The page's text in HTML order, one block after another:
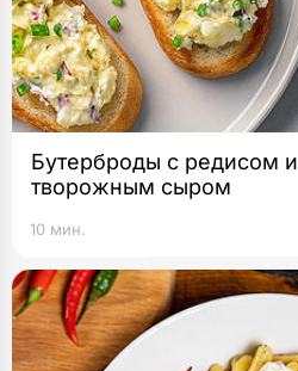
Бутерброды с редисом и
творожным сыром
10 мин.